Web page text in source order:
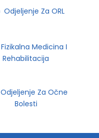
Odjeljenje Za ORL
Fizikalna Medicina I
Rehabilitacija
Odjeljenje Za Očne
Bolesti